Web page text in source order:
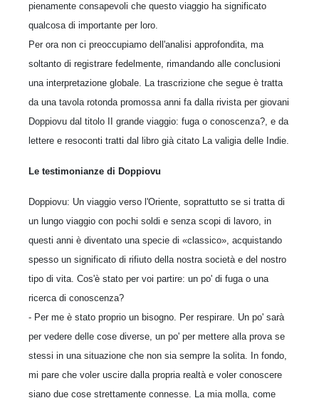
pienamente consapevoli che questo viaggio ha significato
qualcosa di importante per loro.
Per ora non ci preoccupiamo dell'analisi approfondita, ma
soltanto di registrare fedelmente, rimandando alle conclusioni
una interpretazione globale. La trascrizione che segue è tratta
da una tavola rotonda promossa anni fa dalla rivista per giovani
Doppiovu dal titolo II grande viaggio: fuga o conoscenza?, e da
lettere e resoconti tratti dal libro già citato La valigia delle Indie.
Le testimonianze di Doppiovu
Doppiovu: Un viaggio verso l'Oriente, soprattutto se si tratta di
un lungo viaggio con pochi soldi e senza scopi di lavoro, in
questi anni è diventato una specie di «classico», acquistando
spesso un significato di rifiuto della nostra società e del nostro
tipo di vita. Cos'è stato per voi partire: un po' di fuga o una
ricerca di conoscenza?
- Per me è stato proprio un bisogno. Per respirare. Un po' sarà
per vedere delle cose diverse, un po' per mettere alla prova se
stessi in una situazione che non sia sempre la solita. In fondo,
mi pare che voler uscire dalla propria realtà e voler conoscere
siano due cose strettamente connesse. La mia molla, come